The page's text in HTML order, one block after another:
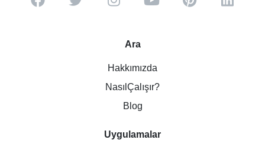
Ara
Hakkımızda
NasılÇalışır?
Blog
Uygulamalar